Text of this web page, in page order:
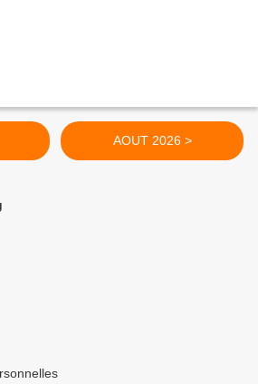
AOUT 2026 >